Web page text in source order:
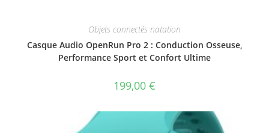
Objets connectés natation
Casque Audio OpenRun Pro 2 : Conduction Osseuse,
Performance Sport et Confort Ultime
199,00 €